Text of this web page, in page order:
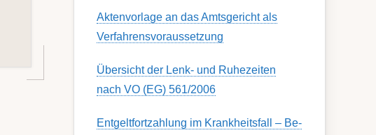
Aktenvorlage an das Amtsgericht als
Verfahrensvoraussetzung
Übersicht der Lenk- und Ruhezeiten
nach VO (EG) 561/2006
Ent­gelt­fort­zahl­ung im Krank­heits­fall – Be­